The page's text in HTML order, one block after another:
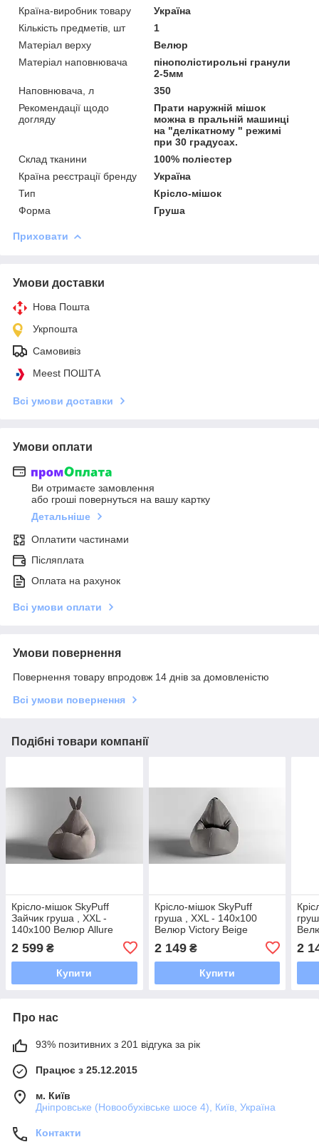
Країна-виробник товару
Україна
Кількість предметів, шт
1
Матеріал верху
Велюр
Матеріал наповнювача
пінополістирольні гранули
2-5мм
Наповнювача, л
350
Рекомендації щодо
догляду
Прати наружній мішок
можна в пральній машинці
на "делікатному " режимі
при 30 градусах.
Склад тканини
100% поліестер
Країна реєстрації бренду
Україна
Тип
Крісло-мішок
Форма
Груша
Приховати
Умови доставки
Нова Пошта
Укрпошта
Самовивіз
Meest ПОШТА
Всі умови доставки
Умови оплати
Ви отримаєте замовлення
або гроші повернуться на вашу картку
Детальніше
Оплатити частинами
Післяплата
Оплата на рахунок
Всі умови оплати
Умови повернення
Повернення товару впродовж 14 днів за домовленістю
Всі умови повернення
Подібні товари компанії
Крісло-мішок SkyPuff
Зайчик груша , XXL -
140х100 Велюр Allure
2 599 ₴
Купити
Крісло-мішок SkyPuff
груша , XXL - 140х100
Велюр Victory Beige
2 149₴
Купити
2
Про нас
93% позитивних з 201 відгука за рік
Працює з 25.12.2015
м. Київ
Дніпровське (Новообухівське шосе 4), Київ, Україна
Контакти